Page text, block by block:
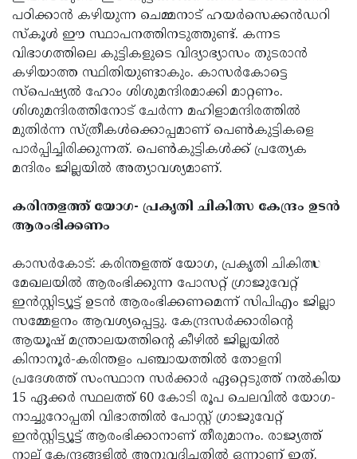
പഠിക്കാന്‍ കഴിയുന്ന ചെമ്മനാട് ഹയര്‍സെക്കന്‍ഡറി
സ്‌കൂള്‍ ഈ സ്ഥാപനത്തിനടുത്തുണ്ട്. കന്നട
വിഭാഗത്തിലെ കുട്ടികളുടെ വിദ്യാഭ്യാസം തുടരാന്‍
കഴിയാത്ത സ്ഥിതിയുണ്ടാകും. കാസര്‍കോട്ടെ
സ്‌പെഷ്യല്‍ ഹോം ശിശുമന്ദിരമാക്കി മാറ്റണം.
ശിശുമന്ദിരത്തിനോട് ചേര്‍ന്ന മഹിളാമന്ദിരത്തില്‍
മുതിര്‍ന്ന സ്ത്രീകള്‍ക്കൊപ്പമാണ് പെണ്‍കുട്ടികളെ
പാര്‍പ്പിച്ചിരിക്കുന്നത്. പെണ്‍കുട്ടികള്‍ക്ക് പ്രത്യേക
മന്ദിരം ജില്ലയില്‍ അത്യാവശ്യമാണ്.
കരിന്തളത്ത് യോഗ- പ്രകൃതി ചികിത്സ കേന്ദ്രം ഉടന്‍
ആരംഭിക്കണം
കാസര്‍കോട്: കരിന്തളത്ത് യോഗ, പ്രകൃതി ചികിത്സ
മേഖലയില്‍ ആരംഭിക്കുന്ന പോസറ്റ് ഗ്രാജുവേറ്റ്
ഇന്‍സ്റ്റിട്യൂട്ട് ഉടന്‍ ആരംഭിക്കണമെന്ന് സിപിഎം ജില്ലാ
സമ്മേളനം ആവശ്യപ്പെട്ടു. കേന്ദ്രസര്‍ക്കാരിന്റെ
ആയൂഷ് മന്ത്രാലയത്തിന്റെ കീഴില്‍ ജില്ലയില്‍
കിനാനൂര്‍-കരിന്തളം പഞ്ചായത്തില്‍ തോളനി
പ്രദേശത്ത് സംസ്ഥാന സര്‍ക്കാര്‍ ഏറ്റെടുത്ത് നല്‍കിയ
15 ഏക്കര്‍ സ്ഥലത്ത് 60 കോടി രൂപ ചെലവില്‍ യോഗ-
നാച്ചുറോപ്പതി വിഭാത്തില്‍ പോസ്റ്റ് ഗ്രാജുവേറ്റ്
ഇന്‍സ്റ്റിട്ട്യൂട്ട് ആരംഭിക്കാനാണ് തീരുമാനം. രാജ്യത്ത്
നാല് കേന്ദ്രങ്ങളില്‍ അനുവദിച്ചതില്‍ ഒന്നാണ് ഇത്.